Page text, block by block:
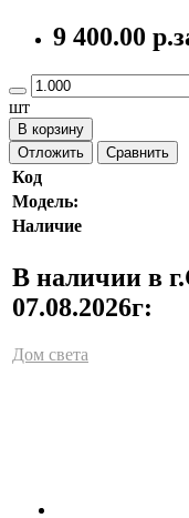
9 400.00 р.
шт
В корзину
Отложить
Сравнить
Код
Модель:
Наличие
В наличии в
07.08.2026г:
Дом света